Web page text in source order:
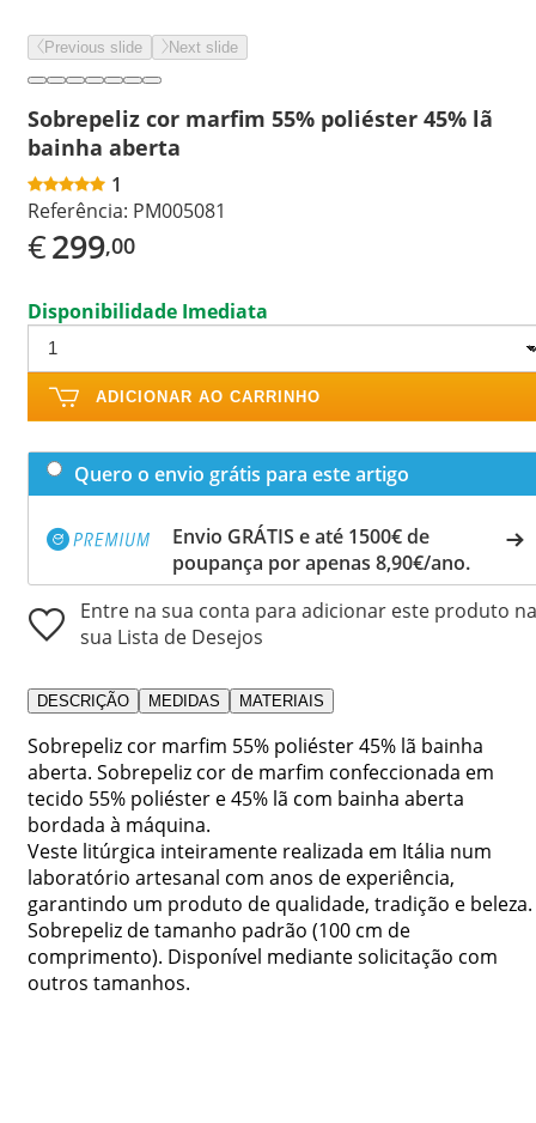
Previous slide Next slide
Sobrepeliz cor marfim 55% poliéster 45% lã
bainha aberta
1
Referência: PM005081
€299,00
Disponibilidade Imediata
ADICIONAR AO CARRINHO
Quero o envio grátis para este artigo
Envio GRÁTIS e até 1500€ de
poupança por apenas 8,90€/ano.
Entre na sua conta para adicionar este produto na
sua Lista de Desejos
DESCRIÇÃO MEDIDAS MATERIAIS
Sobrepeliz cor marfim 55% poliéster 45% lã bainha
aberta. Sobrepeliz cor de marfim confeccionada em
tecido 55% poliéster e 45% lã com bainha aberta
bordada à máquina.
Veste litúrgica inteiramente realizada em Itália num
laboratório artesanal com anos de experiência,
garantindo um produto de qualidade, tradição e beleza.
Sobrepeliz de tamanho padrão (100 cm de
comprimento). Disponível mediante solicitação com
outros tamanhos.